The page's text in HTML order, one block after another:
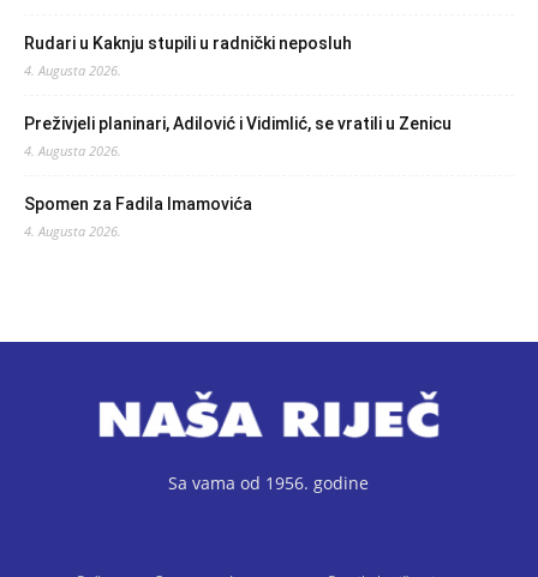
Rudari u Kaknju stupili u radnički neposluh
4. Augusta 2026.
Preživjeli planinari, Adilović i Vidimlić, se vratili u Zenicu
4. Augusta 2026.
Spomen za Fadila Imamovića
4. Augusta 2026.
Sa vama od 1956. godine